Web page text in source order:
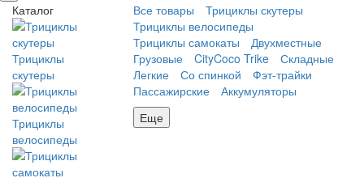
Каталог
Трициклы
скутеры
Трициклы
велосипеды
Все товары
Трициклы скутеры
Трициклы велосипеды
Трициклы самокаты
Двухместные
Грузовые
CityCoco Trike
Складные
Легкие
Со спинкой
Фэт-трайки
Пассажирские
Аккумуляторы
Еще